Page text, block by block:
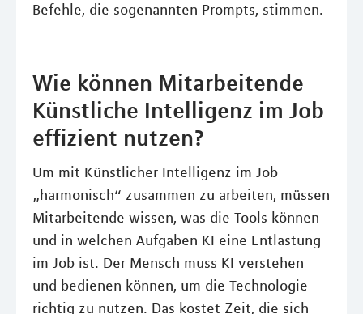
Befehle, die sogenannten Prompts, stimmen.
Wie können Mitarbeitende
Künstliche Intelligenz im Job
effizient nutzen?
Um mit Künstlicher Intelligenz im Job
„harmonisch“ zusammen zu arbeiten, müssen
Mitarbeitende wissen, was die Tools können
und in welchen Aufgaben KI eine Entlastung
im Job ist. Der Mensch muss KI verstehen
und bedienen können, um die Technologie
richtig zu nutzen. Das kostet Zeit, die sich